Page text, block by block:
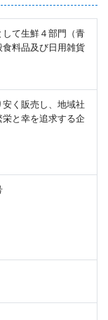
て生鮮４部門（青
料品及び日用雑貨
く販売し、地域社
と幸を追求する企